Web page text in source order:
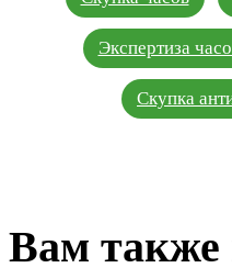
Экспертиза
Скупка
Вам также